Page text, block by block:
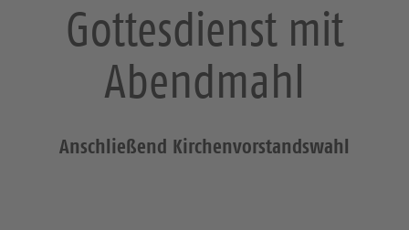
Gottesdienst mit
Abendmahl
Anschließend Kirchenvorstandswahl